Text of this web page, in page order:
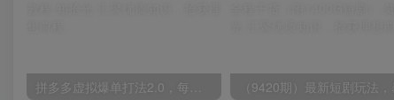
拼多多虚拟爆单打法2.0，每天10分钟，月产5000+，从0到1赚收益教程